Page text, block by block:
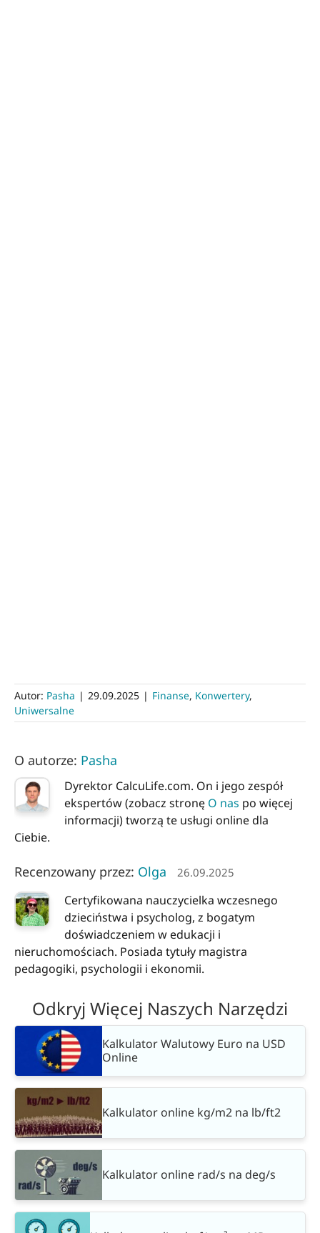
Autor: Pasha | 29.09.2025 | Finanse, Konwertery,
Uniwersalne
O autorze: Pasha
Dyrektor CalcuLife.com. On i jego zespół
ekspertów (zobacz stronę O nas po więcej
informacji) tworzą te usługi online dla
Ciebie.
Recenzowany przez: Olga 26.09.2025
Certyfikowana nauczycielka wczesnego
dzieciństwa i psycholog, z bogatym
doświadczeniem w edukacji i
nieruchomościach. Posiada tytuły magistra
pedagogiki, psychologii i ekonomii.
Odkryj Więcej Naszych Narzędzi
Kalkulator Walutowy Euro na USD
Online
Kalkulator online kg/m2 na lb/ft2
Kalkulator online rad/s na deg/s